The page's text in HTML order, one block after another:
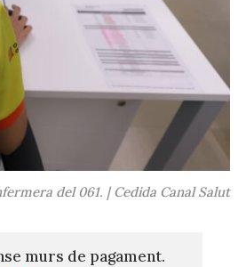
del 061. | Cedida Canal Salut
murs de pagament.